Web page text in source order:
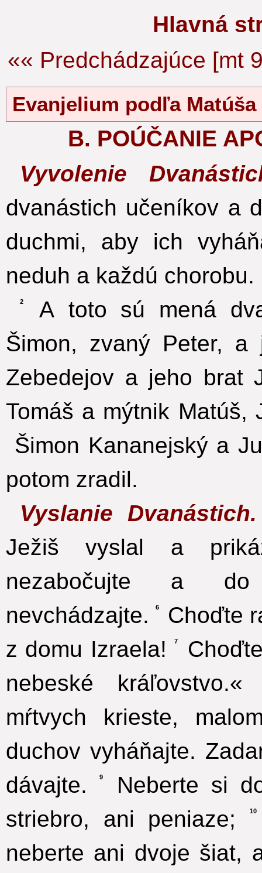
Hlavná
«« Predchádzajúce [mt
Evanjelium podľa
B. POÚČANIE
Vyvolenie
dvanástich učeníkov a
duchmi, aby ich
neduh a každú chorobu.
2
A toto sú mená
Šimon, zvaný Peter,
Zebedejov a jeho brat
Tomáš a mýtnik Matúš,
Šimon Kananejský a
potom zradil.
Vyslanie
Ježiš vyslal a
nezabočujte a do
nevchádzajte.
6
Choďte
z domu Izraela!
7
nebeské kráľovstvo.«
mŕtvych krieste,
duchov vyháňajte.
dávajte.
9
Neberte si
striebro, ani peniaze;
10
neberte ani dvoje šiat,